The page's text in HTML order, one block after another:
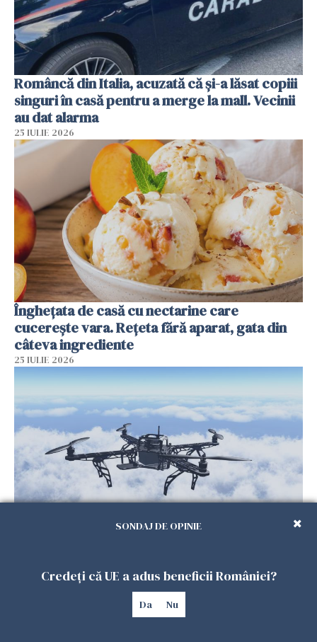
Româncă din Italia, acuzată că și-a lăsat copiii
singuri în casă pentru a merge la mall. Vecinii
au dat alarma
25 IULIE 2026
Înghețata de casă cu nectarine care
cucerește vara. Rețeta fără aparat, gata din
câteva ingrediente
25 IULIE 2026
aerian al României
SONDAJ DE OPINIE
Credeți că UE a adus beneficii României?
Da Nu